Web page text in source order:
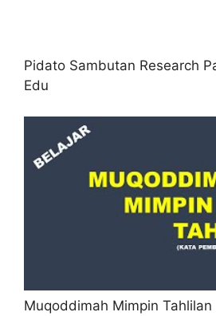
Pidato Sambutan Research
Edu
Muqoddimah Mimpin